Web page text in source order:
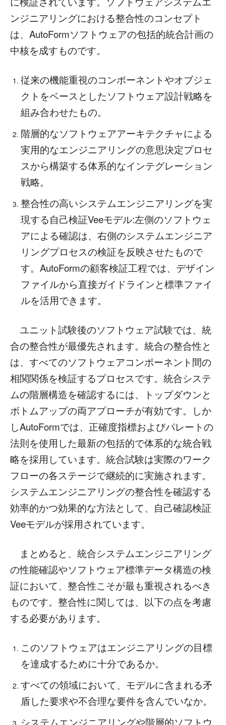
ンジニアリングにおける整合性のコンセプト
は、AutoFormソフトウェアの包括的統合計画の
中核を成すものです。
従来の機能重視のコンポーネントやオブジェ
クトをベースとしたソフトウェア設計戦略を
組み合わせたもの。
階層的なソフトウェアアーキテクチャによる
実用的なエンジニアリングの意思決定プロセ
スから構築する体系的なインテグレーション
戦略。
整合性の高いシステムエンジニアリングを実
現する自己検証Veeモデル:左側のソフトウェ
アによる確認は、右側のシステムエンジニア
リングプロセスの検証を反映させたもので
す。AutoFormの顧客検証工程では、デザイン
ファイルから直接ガイドラインと標準ファイ
ルを活用できます。
ユニット試験後のソフトウェア試験では、統
合の整合性が最優先されます。統合の整合性と
は、すべてのソフトウェアコンポーネント間の
相関関係を検証するプロセスです。統合システ
ムの階層構造を確認するには、トップダウンと
ボトムアップの両アプローチが有効です。しか
しAutoFormでは、正確度指標およびパレートの
法則を使用した最新の包括的で体系的な統合戦
略を採用しています。統合試験は実際のワーク
フローの各ステージで継続的に実施されます。
システムエンジニアリングの整合性を確認する
効率的かつ効果的な方法として、自己確認検証
Veeモデルが採用されています。
まとめると、統合システムエンジニアリング
の性能確認やソフトウェア標準データ構造の検
証において、整合性こそが最も重視されるべき
ものです。整合性に関しては、以下の点を考慮
する必要があります。
このソフトウェアはエンジニアリングの目標
を達成するために十分であるか。
すべての領域において、モデルに含まれる矛
盾した要求や不合理な要件を含んでいなか。
システムエンジニアリングや階層的ソフトウ